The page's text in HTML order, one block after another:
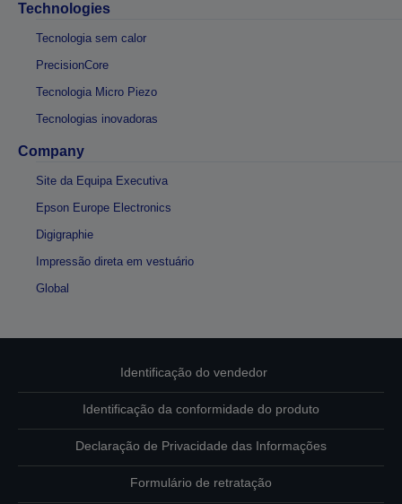
Technologies
Tecnologia sem calor
PrecisionCore
Tecnologia Micro Piezo
Tecnologias inovadoras
Company
Site da Equipa Executiva
Epson Europe Electronics
Digigraphie
Impressão direta em vestuário
Global
Identificação do vendedor
Identificação da conformidade do produto
Declaração de Privacidade das Informações
Formulário de retratação